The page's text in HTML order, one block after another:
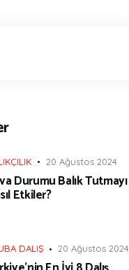
20 Ağustos 2024
Durumu Balık Tutmayı
Etkiler?
DALIŞ 20 Ağustos 2024